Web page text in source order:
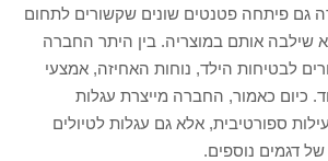
גם פיתחה פטנטים שונים שקשורים לתחום
שילבה אותם במוצריה. בין היתר החברה
לבטיחות הילד, נוחות האחיזה, אמצעי
כיום כאמור, החברה מייצרת עגלות
ספורטיבית, אלא גם עגלות לטיולים
דגמים נוספים.